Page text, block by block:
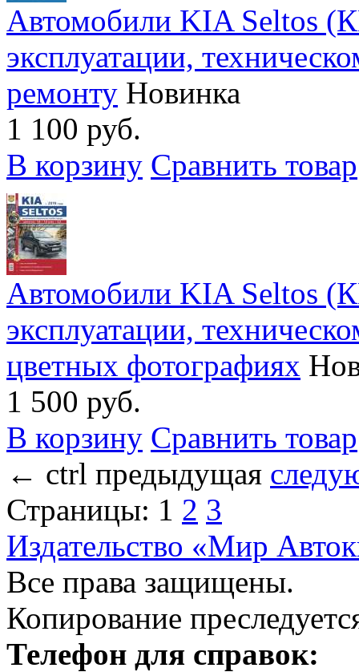
Автомобили KIA Seltos
эксплуатации,
ремонту Новинка
1 100 руб.
В корзину Сравнить товар
Автомобили KIA Seltos
эксплуатации,
цветных фотографиях
1 500 руб.
В корзину Сравнить товар
← ctrl предыдущая
Страницы: 1 2 3
Издательство «Мир
Все права защищены.
Копирование
Телефон для справок: